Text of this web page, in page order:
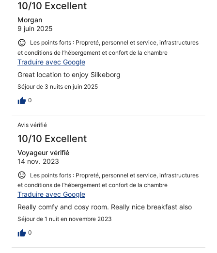
10/10 Excellent
Morgan
9 juin 2025
Les points forts : Propreté, personnel et service, infrastructures
et conditions de l’hébergement et confort de la chambre
Traduire avec Google
Great location to enjoy Silkeborg
Séjour de 3 nuits en juin 2025
0
Avis vérifié
10/10 Excellent
Voyageur vérifié
14 nov. 2023
Les points forts : Propreté, personnel et service, infrastructures
et conditions de l’hébergement et confort de la chambre
Traduire avec Google
Really comfy and cosy room. Really nice breakfast also
Séjour de 1 nuit en novembre 2023
0